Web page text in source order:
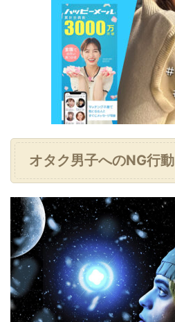
オタク男子へのNG行動